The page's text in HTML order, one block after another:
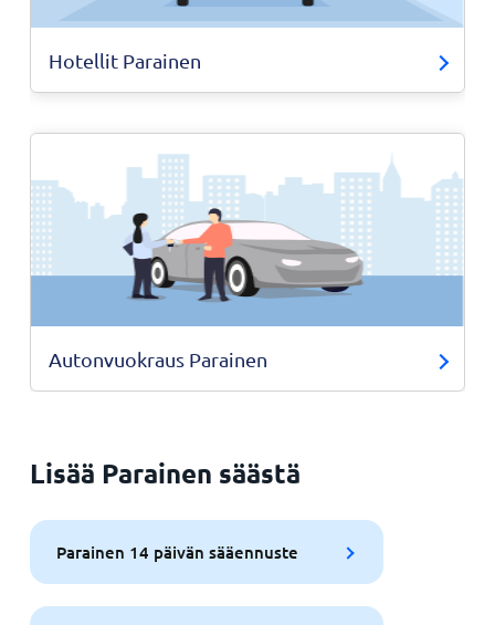
Hotellit Parainen
Autonvuokraus Parainen
Lisää Parainen säästä
Parainen 14 päivän sääennuste